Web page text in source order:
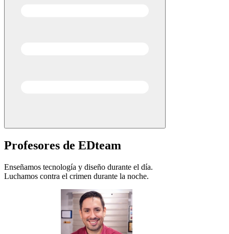
Profesores de EDteam
Enseñamos tecnología y diseño durante el día.
Luchamos contra el crimen durante la noche.